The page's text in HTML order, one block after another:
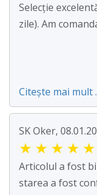
Selecție
zile). Am
Citește mai mult
SK Oker,
★ ★ ★ ★ ★
Articolul a fost
starea a fost